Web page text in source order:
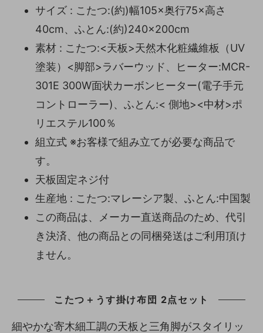
サイズ : こたつ:(約)幅105×奥行75×高さ
40cm、ふとん:(約)240×200cm
素材 : こたつ:<天板>天然木化粧繊維板（UV
塗装）<脚部>ラバーウッド、ヒーター:MCR-
301E 300W面状カーボンヒーター(電子手元
コントローラー)、ふとん:< 側地><中材>ポ
リエステル100％
組立式 ※お客様で組み立てが必要な商品で
す。
天板固定ネジ付
生産地 : こたつ:マレーシア製、ふとん:中国製
この商品は、メーカー直送商品のため、代引
き決済、他の商品との同梱発送はご利用頂け
ません。
こたつ＋うす掛け布団 2点セット
細やかな寄木細工調の天板と三角脚がスタイリッ